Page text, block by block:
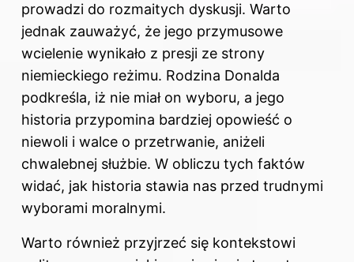
prowadzi do rozmaitych dyskusji. Warto
jednak zauważyć, że jego przymusowe
wcielenie wynikało z presji ze strony
niemieckiego reżimu. Rodzina Donalda
podkreśla, iż nie miał on wyboru, a jego
historia przypomina bardziej opowieść o
niewoli i walce o przetrwanie, aniżeli
chwalebnej służbie. W obliczu tych faktów
widać, jak historia stawia nas przed trudnymi
wyborami moralnymi.
Warto również przyjrzeć się kontekstowi